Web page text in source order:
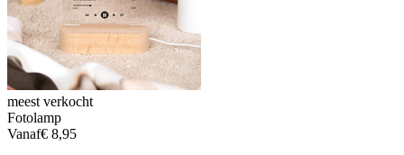
meest verkocht
Fotolamp
Vanaf€ 8,95